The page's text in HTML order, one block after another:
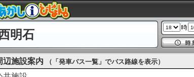
明石
辺施設案内 （「発車バス一覧」でバス路線を表示）